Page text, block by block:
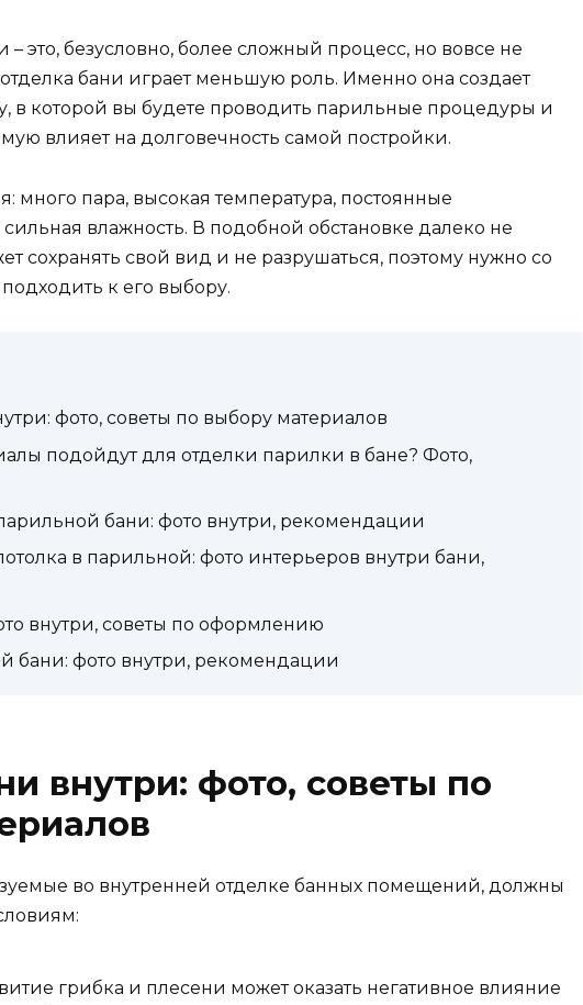
это, безусловно, более сложный процесс, но вовсе не
отделка бани играет меньшую роль. Именно она создает
в которой вы будете проводить парильные процедуры и
влияет на долговечность самой постройки.
много пара, высокая температура, постоянные
влажность. В подобной обстановке далеко не
сохранять свой вид и не разрушаться, поэтому нужно со
к его выбору.
фото, советы по выбору материалов
подойдут для отделки парилки в бане? Фото,
бани: фото внутри, рекомендации
в парильной: фото интерьеров внутри бани,
внутри, советы по оформлению
бани: фото внутри, рекомендации
внутри: фото, советы по
во внутренней отделке банных помещений, должны
грибка и плесени может оказать негативное влияние